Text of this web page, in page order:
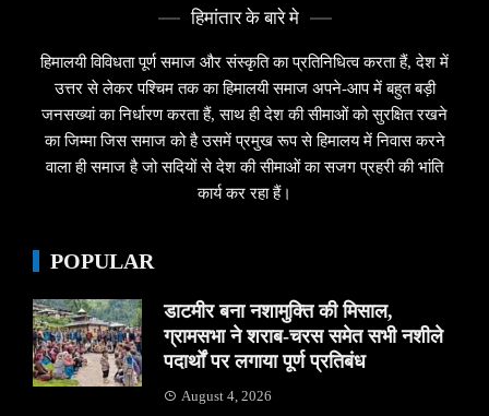
हिमांतार के बारे मे
हिमालयी विविधता पूर्ण समाज और संस्कृति का प्रतिनिधित्व करता हैं, देश में
उत्तर से लेकर पश्चिम तक का हिमालयी समाज अपने-आप में बहुत बड़ी
जनसख्यां का निर्धारण करता हैं, साथ ही देश की सीमाओं को सुरक्षित रखने
का जिम्मा जिस समाज को है उसमें प्रमुख रूप से हिमालय में निवास करने
वाला ही समाज है जो सदियों से देश की सीमाओं का सजग प्रहरी की भांति
कार्य कर रहा हैं।
POPULAR
डाटमीर बना नशामुक्ति की मिसाल,
ग्रामसभा ने शराब-चरस समेत सभी नशीले
पदार्थों पर लगाया पूर्ण प्रतिबंध
August 4, 2026